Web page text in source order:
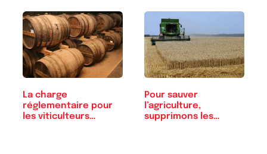
La charge
réglementaire pour
les viticulteurs
Pour sauver
l’agriculture,
supprimons les